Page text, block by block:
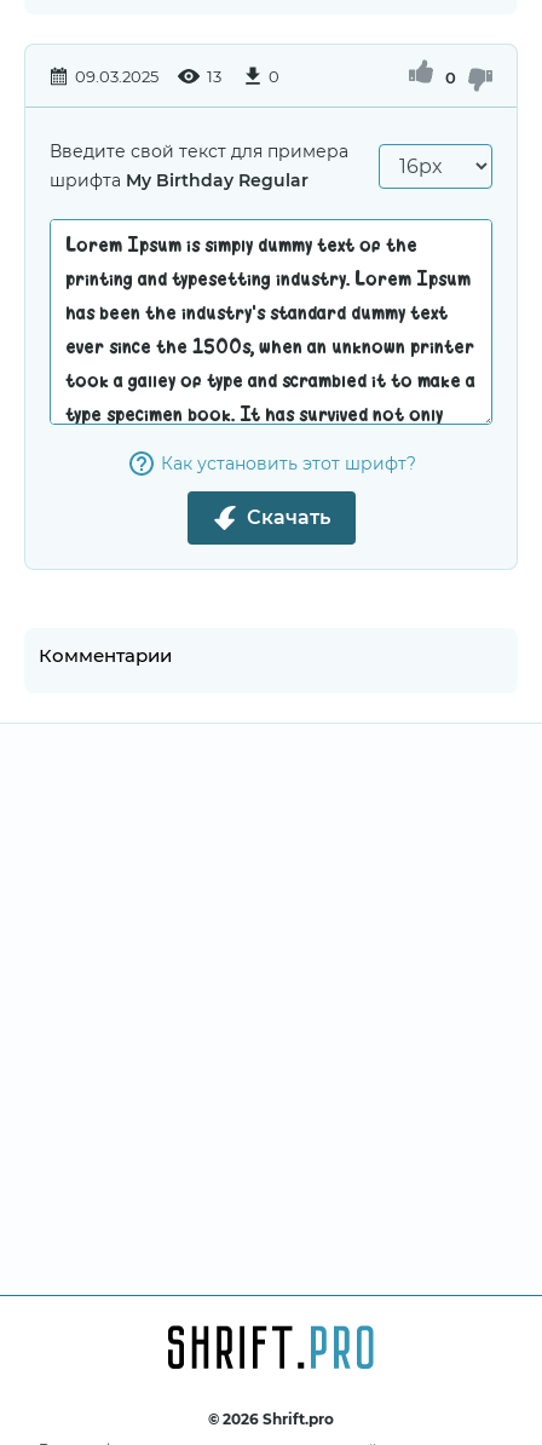
09.03.2025 13 0 0
Введите свой текст для примера
шрифта My Birthday Regular
Как установить этот шрифт?
Скачать
Комментарии
© 2026 Shrift.pro